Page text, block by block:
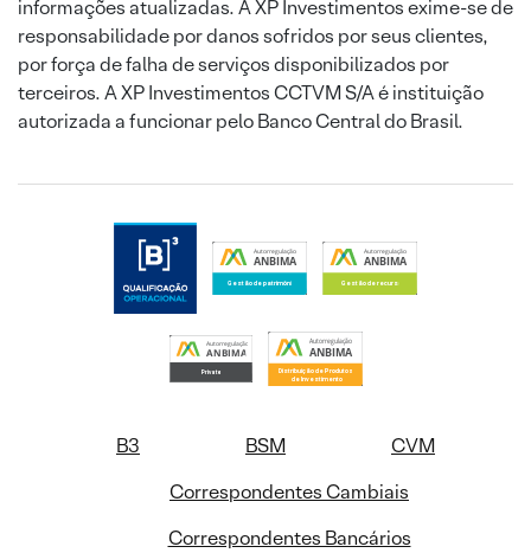
informações atualizadas. A XP Investimentos exime-se de
responsabilidade por danos sofridos por seus clientes,
por força de falha de serviços disponibilizados por
terceiros. A XP Investimentos CCTVM S/A é instituição
autorizada a funcionar pelo Banco Central do Brasil.
B3 BSM
CVM
Correspondentes Cambiais
Correspondentes Bancários